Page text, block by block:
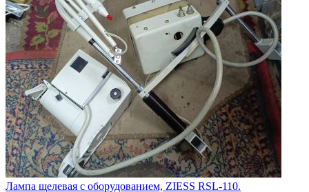
Лампа щелевая с оборудованием, ZIESS RSL-110.